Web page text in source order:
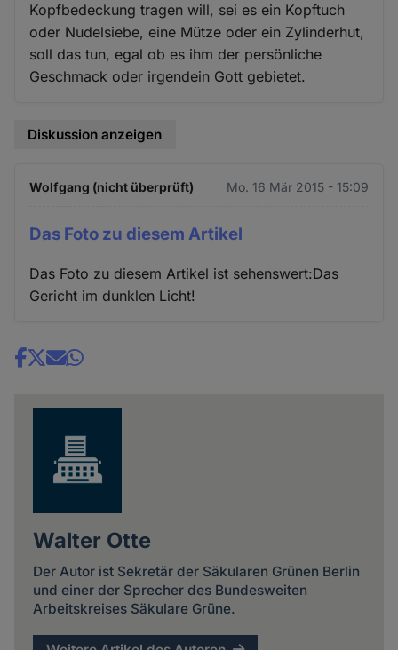
Kopfbedeckung tragen will, sei es ein Kopftuch
oder Nudelsiebe, eine Mütze oder ein Zylinderhut,
soll das tun, egal ob es ihm der persönliche
Geschmack oder irgendein Gott gebietet.
Diskussion anzeigen
Wolfgang (nicht überprüft) Mo. 16 Mär 2015 - 15:09
Das Foto zu diesem Artikel
Das Foto zu diesem Artikel ist sehenswert:Das
Gericht im dunklen Licht!
Share
Walter Otte
Der Autor ist Sekretär der Säkularen Grünen Berlin
und einer der Sprecher des Bundesweiten
Arbeitskreises Säkulare Grüne.